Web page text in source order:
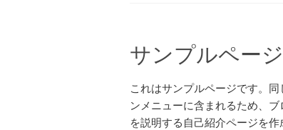
サンプルページ
これはサンプルページです。
ンメニューに含まれるため、
を説明する自己紹介ページを